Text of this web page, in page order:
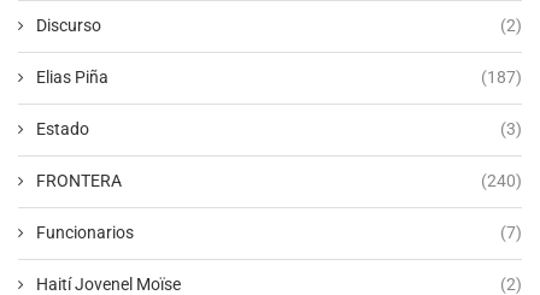
Discurso (2)
Elias Piña (187)
Estado (3)
FRONTERA (240)
Funcionarios (7)
Haití Jovenel Moïse (2)